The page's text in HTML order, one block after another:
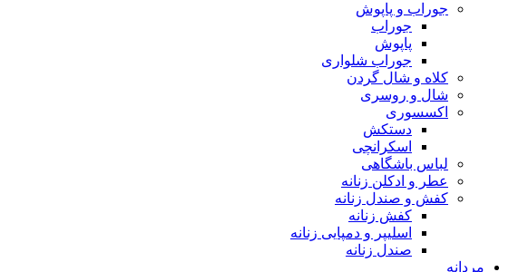
جوراب و پاپوش
جوراب
پاپوش
جوراب شلواری
کلاه و شال گردن
شال و روسری
اکسسوری
دستکش
اسکرانچی
لباس باشگاهی
عطر و ادکلن زنانه
کفش و صندل زنانه
کفش زنانه
اسلیپر و دمپایی زنانه
صندل زنانه
مردانه